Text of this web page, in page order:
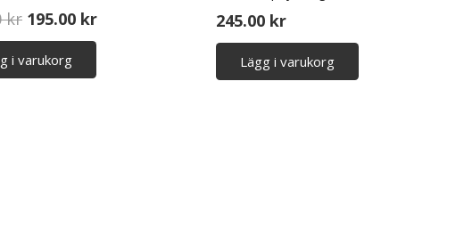
kr Det
ursprungliga
priset
var:
195.00 krDet
i varukorg
245.00 kr
Lägg i varukorg